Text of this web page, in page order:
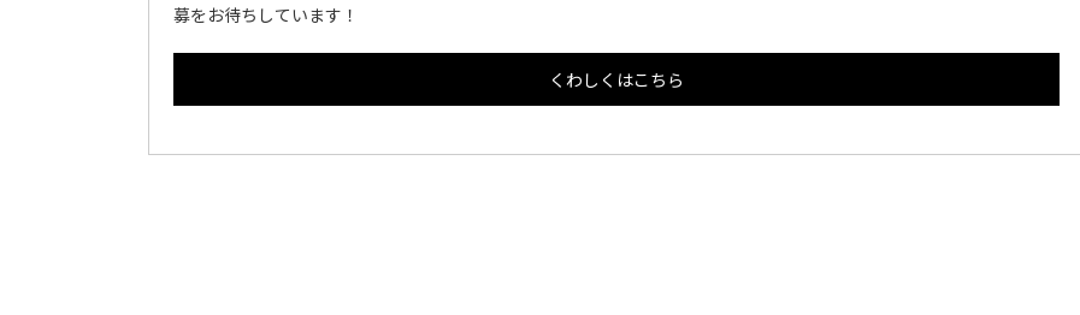
募をお待ちしています！
くわしくはこちら